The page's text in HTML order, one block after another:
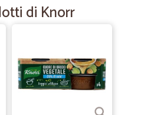
C.
consegna nei termini stabiliti
28/01/2021
di Knorr